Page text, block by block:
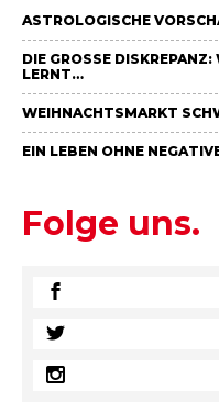
ASTROLOGISCHE
DIE GROSSE DISKREPANZ:
ERNT…
WEIHNACHTSMARKT
EIN LEBEN OHNE
Folge uns.